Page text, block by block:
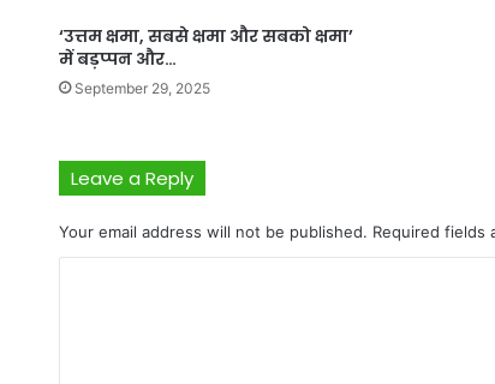
‘उत्तम क्षमा, सबसे क्षमा और सबको क्षमा’
में बड़प्पन और…
September 29, 2025
Leave a Reply
Your email address will not be published. Required fields